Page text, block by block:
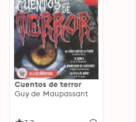
Cuentos de terror
Guy de Maupassant